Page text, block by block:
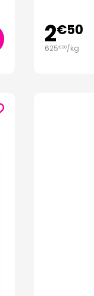
2€50
625€00/kg